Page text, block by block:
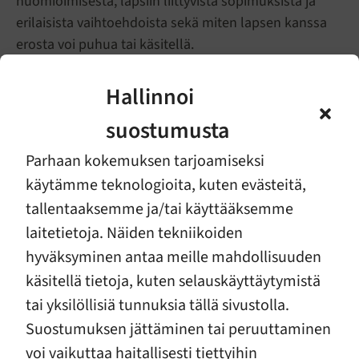
Hallinnoi
suostumusta
Parhaan kokemuksen tarjoamiseksi
käytämme teknologioita, kuten evästeitä,
tallentaaksemme ja/tai käyttääksemme
laitetietoja. Näiden tekniikoiden
hyväksyminen antaa meille mahdollisuuden
käsitellä tietoja, kuten selauskäyttäytymistä
tai yksilöllisiä tunnuksia tällä sivustolla.
Suostumuksen jättäminen tai peruuttaminen
voi vaikuttaa haitallisesti tiettyihin
erilaisista vaihtoehdoista sekä miten lapsen kanssa
erosta voi puhua tai käsitellä.
Chatissa voi keskustella luotettavan aikuisen kanssa
vanhempien eroon liittyvistä tunteista ja ajatuksista.
Maksutonta keskusteluapuaon saatavilla
jäsenyhdistyksissämme. Tapaamisajan erotyön
ammattilaisen kanssa voi varata vanhemmalla
tai
lapselle.
Erovertaisryhmissä lapset ja nuoretpääsevät
jakamaan kokemuksiaanja tunteitaan muiden saman
kokeneiden kanssa. Vertaistukea on saatavilla
vanhemmille .